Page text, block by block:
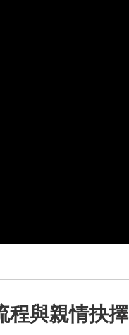
程與親情抉擇